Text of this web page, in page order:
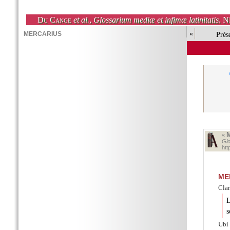
Du Cange et al., Glossarium mediæ et infimæ latinitatis.
«
«
Ubi